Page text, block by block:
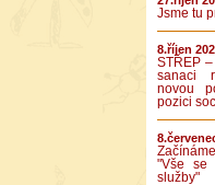
Jsme tu
8.říjen
STŘEP
sanaci
novou
pozici
"Vše se
služby"